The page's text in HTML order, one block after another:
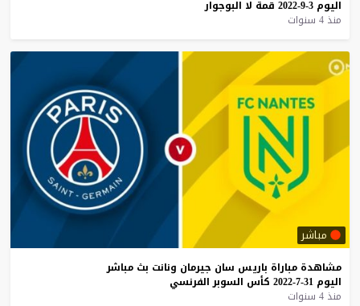
اليوم 3-9-2022 قمة لا البوجوار
منذ 4 سنوات
مباشر
مشاهدة مباراة باريس سان جيرمان ونانت بث مباشر
اليوم 31-7-2022 كأس السوبر الفرنسي
منذ 4 سنوات